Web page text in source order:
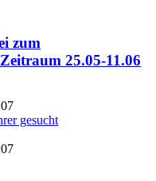
zum
25.05-11.06
gesucht